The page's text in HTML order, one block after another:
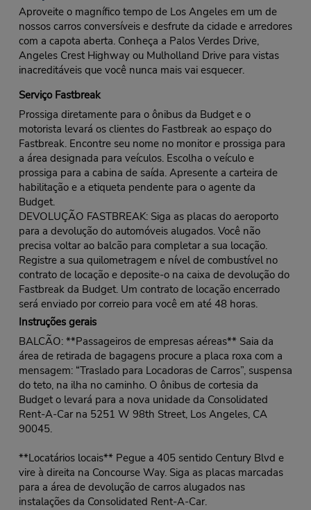
Aproveite o magnífico tempo de Los Angeles em um de
nossos carros conversíveis e desfrute da cidade e arredores
com a capota aberta. Conheça a Palos Verdes Drive,
Angeles Crest Highway ou Mulholland Drive para vistas
inacreditáveis que você nunca mais vai esquecer.
Serviço Fastbreak
Prossiga diretamente para o ônibus da Budget e o
motorista levará os clientes do Fastbreak ao espaço do
Fastbreak. Encontre seu nome no monitor e prossiga para
a área designada para veículos. Escolha o veículo e
prossiga para a cabina de saída. Apresente a carteira de
habilitação e a etiqueta pendente para o agente da
Budget.
DEVOLUÇÃO FASTBREAK: Siga as placas do aeroporto
para a devolução do automóveis alugados. Você não
precisa voltar ao balcão para completar a sua locação.
Registre a sua quilometragem e nível de combustível no
contrato de locação e deposite-o na caixa de devolução do
Fastbreak da Budget. Um contrato de locação encerrado
será enviado por correio para você em até 48 horas.
Instruções gerais
BALCÃO: **Passageiros de empresas aéreas** Saia da
área de retirada de bagagens procure a placa roxa com a
mensagem: “Traslado para Locadoras de Carros”, suspensa
do teto, na ilha no caminho. O ônibus de cortesia da
Budget o levará para a nova unidade da Consolidated
Rent-A-Car na 5251 W 98th Street, Los Angeles, CA
90045.
**Locatários locais** Pegue a 405 sentido Century Blvd e
vire à direita na Concourse Way. Siga as placas marcadas
para a área de devolução de carros alugados nas
instalações da Consolidated Rent-A-Car.